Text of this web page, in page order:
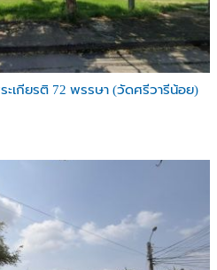
เกียรติ 72 พรรษา (วัดศรีวารีน้อย)